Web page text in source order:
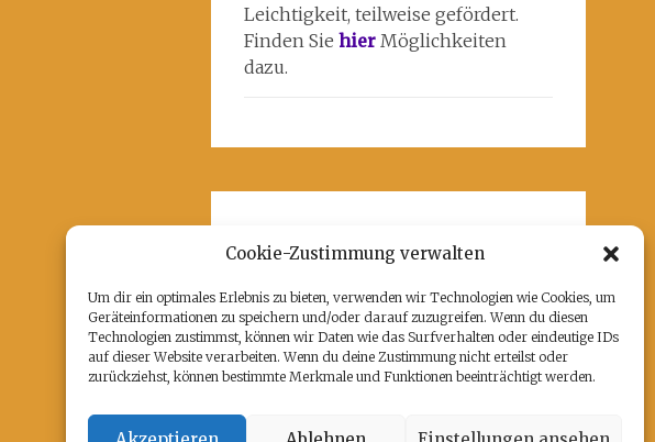
Cookie-Zustimmung verwalten
Um dir ein optimales Erlebnis zu bieten, verwenden wir Technologien wie Cookies, um
Geräteinformationen zu speichern und/oder darauf zuzugreifen. Wenn du diesen
Technologien zustimmst, können wir Daten wie das Surfverhalten oder eindeutige IDs
auf dieser Website verarbeiten. Wenn du deine Zustimmung nicht erteilst oder
zurückziehst, können bestimmte Merkmale und Funktionen beeinträchtigt werden.
Leichtigkeit, teilweise gefördert.
Finden Sie hier Möglichkeiten
dazu.
Unsere Partner
kreative und künstlerische ♥️von
Potsdam:www.rz-potsdam.deund
mein Atelier 108